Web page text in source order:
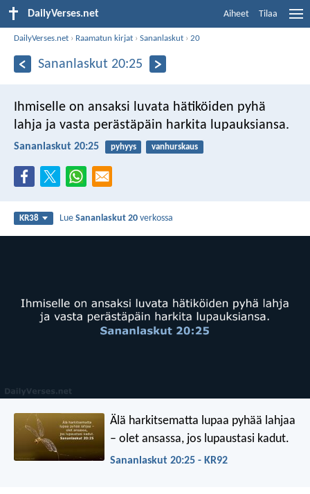
DailyVerses.net Aiheet Tilaa
DailyVerses.net › Raamatun kirjat ›Sananlaskut ›20
Sananlaskut 20:25
Ihmiselle on ansaksi luvata hätiköiden pyhä
lahja ja vasta perästäpäin harkita lupauksiansa.
Sananlaskut 20:25 pyhyys vanhurskaus
KR38 LueSananlaskut 20 verkossa
Älä harkitsematta lupaa pyhää lahjaa
– olet ansassa, jos lupaustasi kadut.
Sananlaskut 20:25 - KR92